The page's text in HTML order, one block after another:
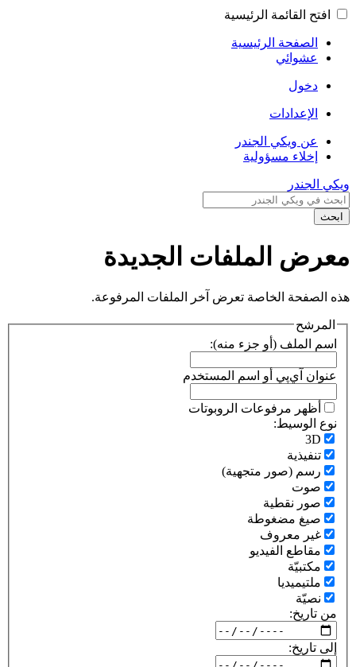
افتح القائمة الرئيسية
الصفحة الرئيسية
عشوائي
دخول
الإعدادات
عن ويكي الجندر
إخلاء مسؤولية
ويكي الجندر
ابحث
معرض الملفات الجديدة
هذه الصفحة الخاصة تعرض آخر الملفات المرفوعة.
المرشح
اسم الملف (أو جزء منه):
عنوان آي‌پي أو اسم المستخدم
أظهر مرفوعات الروبوتات
نوع الوسيط:
3D
تنفيذية
رسم (صور متجهية)
صوت
صور نقطية
صيغ مضغوطة
غير معروف
مقاطع الفيديو
مكتبيّة
ملتيميديا
نصيّة
من تاريخ:
إلى تاريخ: